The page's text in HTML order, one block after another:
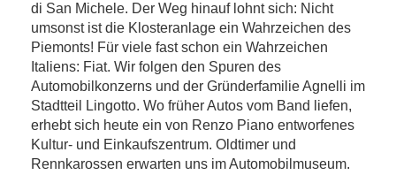
di San Michele. Der Weg hinauf lohnt sich: Nicht
umsonst ist die Klosteranlage ein Wahrzeichen des
Piemonts! Für viele fast schon ein Wahrzeichen
Italiens: Fiat. Wir folgen den Spuren des
Automobilkonzerns und der Gründerfamilie Agnelli im
Stadtteil Lingotto. Wo früher Autos vom Band liefen,
erhebt sich heute ein von Renzo Piano entworfenes
Kultur- und Einkaufszentrum. Oldtimer und
Rennkarossen erwarten uns im Automobilmuseum.